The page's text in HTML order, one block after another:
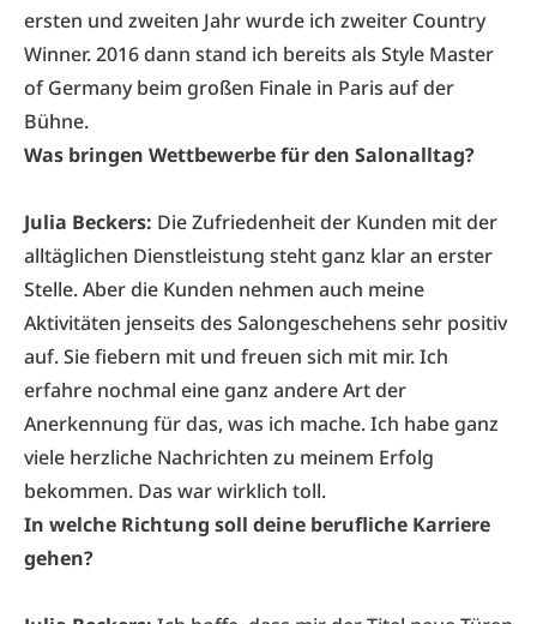
ersten und zweiten Jahr wurde ich zweiter Country
Winner. 2016 dann stand ich bereits als Style Master
of Germany beim großen Finale in Paris auf der
Bühne.
Was bringen Wettbewerbe für den Salonalltag?
Julia Beckers: Die Zufriedenheit der Kunden mit der
alltäglichen Dienstleistung steht ganz klar an erster
Stelle. Aber die Kunden nehmen auch meine
Aktivitäten jenseits des Salongeschehens sehr positiv
auf. Sie fiebern mit und freuen sich mit mir. Ich
erfahre nochmal eine ganz andere Art der
Anerkennung für das, was ich mache. Ich habe ganz
viele herzliche Nachrichten zu meinem Erfolg
bekommen. Das war wirklich toll.
In welche Richtung soll deine berufliche Karriere
gehen?